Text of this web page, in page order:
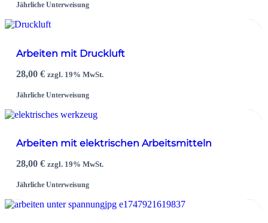
Jährliche Unterweisung
Arbeiten mit Druckluft
28,00€ zzgl. 19% MwSt.
Jährliche Unterweisung
Arbeiten mit elektrischen Arbeitsmitteln
28,00€ zzgl. 19% MwSt.
Jährliche Unterweisung